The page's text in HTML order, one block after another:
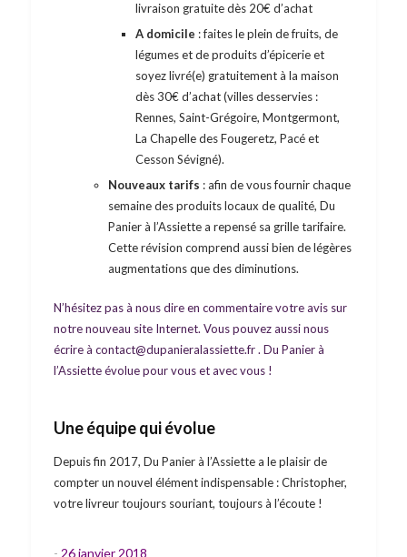
livraison gratuite dès 20€ d’achat
A domicile : faites le plein de fruits, de
légumes et de produits d’épicerie et
soyez livré(e) gratuitement à la maison
dès 30€ d’achat (villes desservies :
Rennes, Saint-Grégoire, Montgermont,
La Chapelle des Fougeretz, Pacé et
Cesson Sévigné).
Nouveaux tarifs : afin de vous fournir chaque
semaine des produits locaux de qualité, Du
Panier à l’Assiette a repensé sa grille tarifaire.
Cette révision comprend aussi bien de légères
augmentations que des diminutions.
N’hésitez pas à nous dire en commentaire votre avis sur
notre nouveau site Internet. Vous pouvez aussi nous
écrire à contact@dupanieralassiette.fr . Du Panier à
l’Assiette évolue pour vous et avec vous !
Une équipe qui évolue
Depuis fin 2017, Du Panier à l’Assiette a le plaisir de
compter un nouvel élément indispensable : Christopher,
votre livreur toujours souriant, toujours à l’écoute !
- 26 janvier 2018